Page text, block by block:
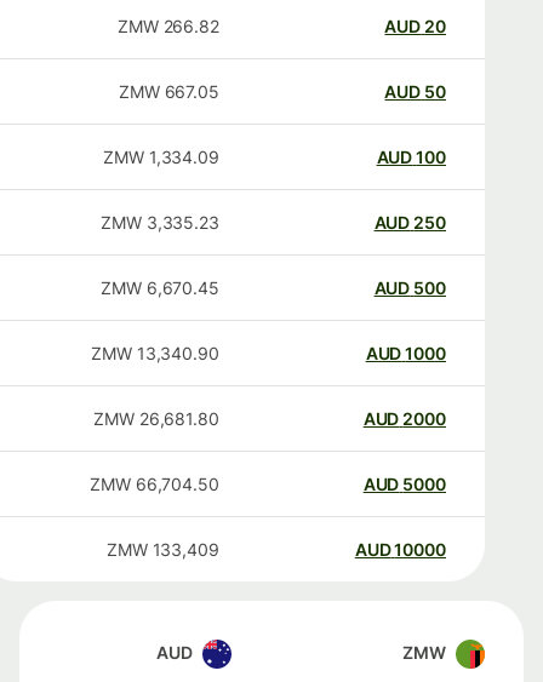
20
AUD
266.82
ZMW
50
AUD
667.05
ZMW
100
AUD
1,334.09
ZMW
250
AUD
3,335.23
ZMW
500
AUD
6,670.45
ZMW
1000
AUD
13,340.90
ZMW
2000
AUD
26,681.80
ZMW
5000
AUD
66,704.50
ZMW
10000
AUD
133,409
ZMW
ZMW
AUD